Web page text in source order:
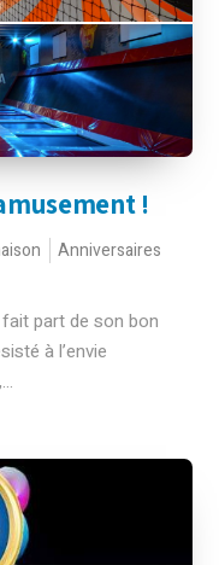
!
Anniversaires
part de son bon
à l’envie